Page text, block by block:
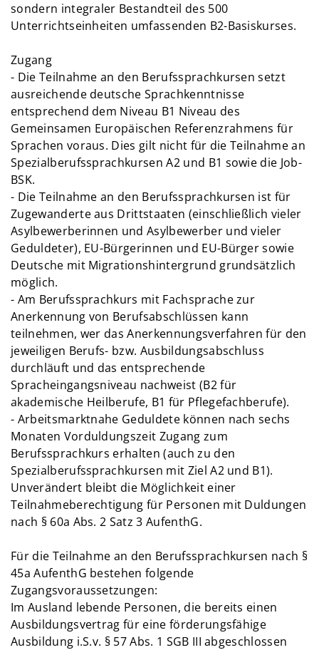
sondern integraler Bestandteil des 500
Unterrichtseinheiten umfassenden B2-Basiskurses.
Zugang
- Die Teilnahme an den Berufssprachkursen setzt
ausreichende deutsche Sprachkenntnisse
entsprechend dem Niveau B1 Niveau des
Gemeinsamen Europäischen Referenzrahmens für
Sprachen voraus. Dies gilt nicht für die Teilnahme an
Spezialberufssprachkursen A2 und B1 sowie die Job-
BSK.
- Die Teilnahme an den Berufssprachkursen ist für
Zugewanderte aus Drittstaaten (einschließlich vieler
Asylbewerberinnen und Asylbewerber und vieler
Geduldeter), EU-Bürgerinnen und EU-Bürger sowie
Deutsche mit Migrationshintergrund grundsätzlich
möglich.
- Am Berufssprachkurs mit Fachsprache zur
Anerkennung von Berufsabschlüssen kann
teilnehmen, wer das Anerkennungsverfahren für den
jeweiligen Berufs- bzw. Ausbildungsabschluss
durchläuft und das entsprechende
Spracheingangsniveau nachweist (B2 für
akademische Heilberufe, B1 für Pflegefachberufe).
- Arbeitsmarktnahe Geduldete können nach sechs
Monaten Vorduldungszeit Zugang zum
Berufssprachkurs erhalten (auch zu den
Spezialberufssprachkursen mit Ziel A2 und B1).
Unverändert bleibt die Möglichkeit einer
Teilnahmeberechtigung für Personen mit Duldungen
nach § 60a Abs. 2 Satz 3 AufenthG.
Für die Teilnahme an den Berufssprachkursen nach §
45a AufenthG bestehen folgende
Zugangsvoraussetzungen:
Im Ausland lebende Personen, die bereits einen
Ausbildungsvertrag für eine förderungsfähige
Ausbildung i.S.v. § 57 Abs. 1 SGB III abgeschlossen